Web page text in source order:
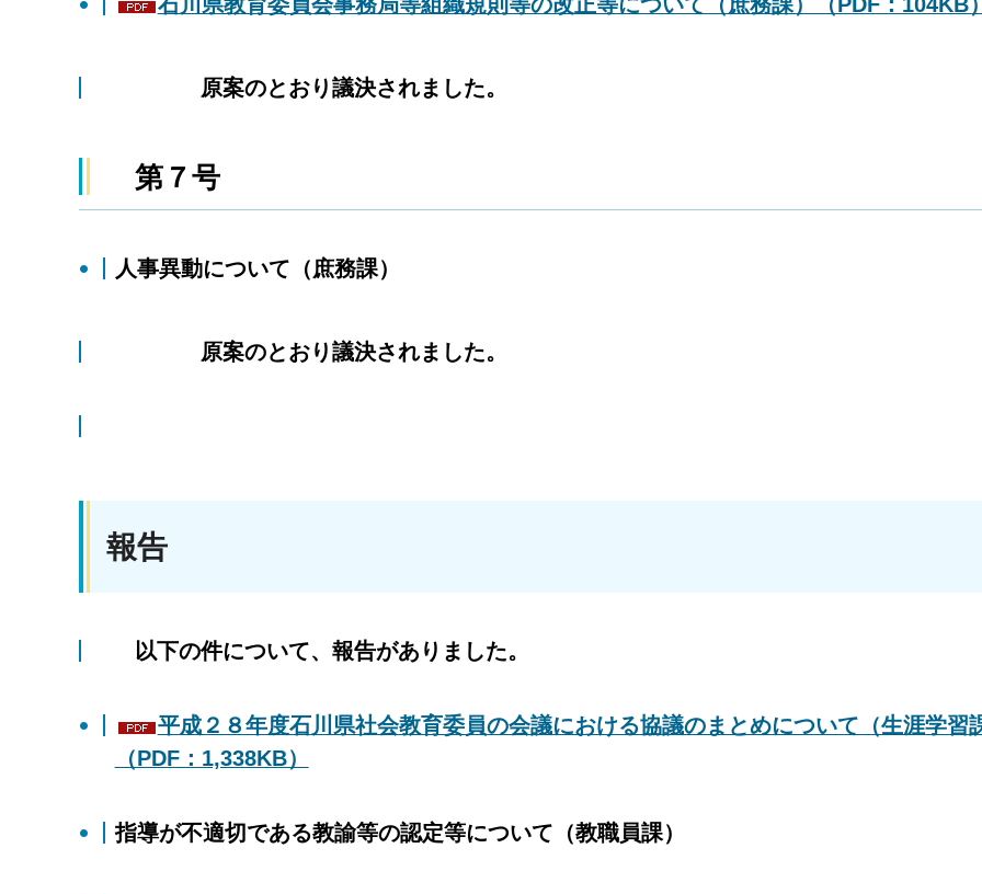
原案のとおり議決されました。
第７号
人事異動について（庶務課）
原案のとおり議決されました。
報告
以下の件について、報告がありました。
平成２８年度石川県社会教育委員の会議における協議のまとめについて（生涯学習
（PDF：1,338KB）
指導が不適切である教諭等の認定等について（教職員課）